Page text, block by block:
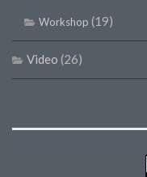
Workshop (19)
Video (26)